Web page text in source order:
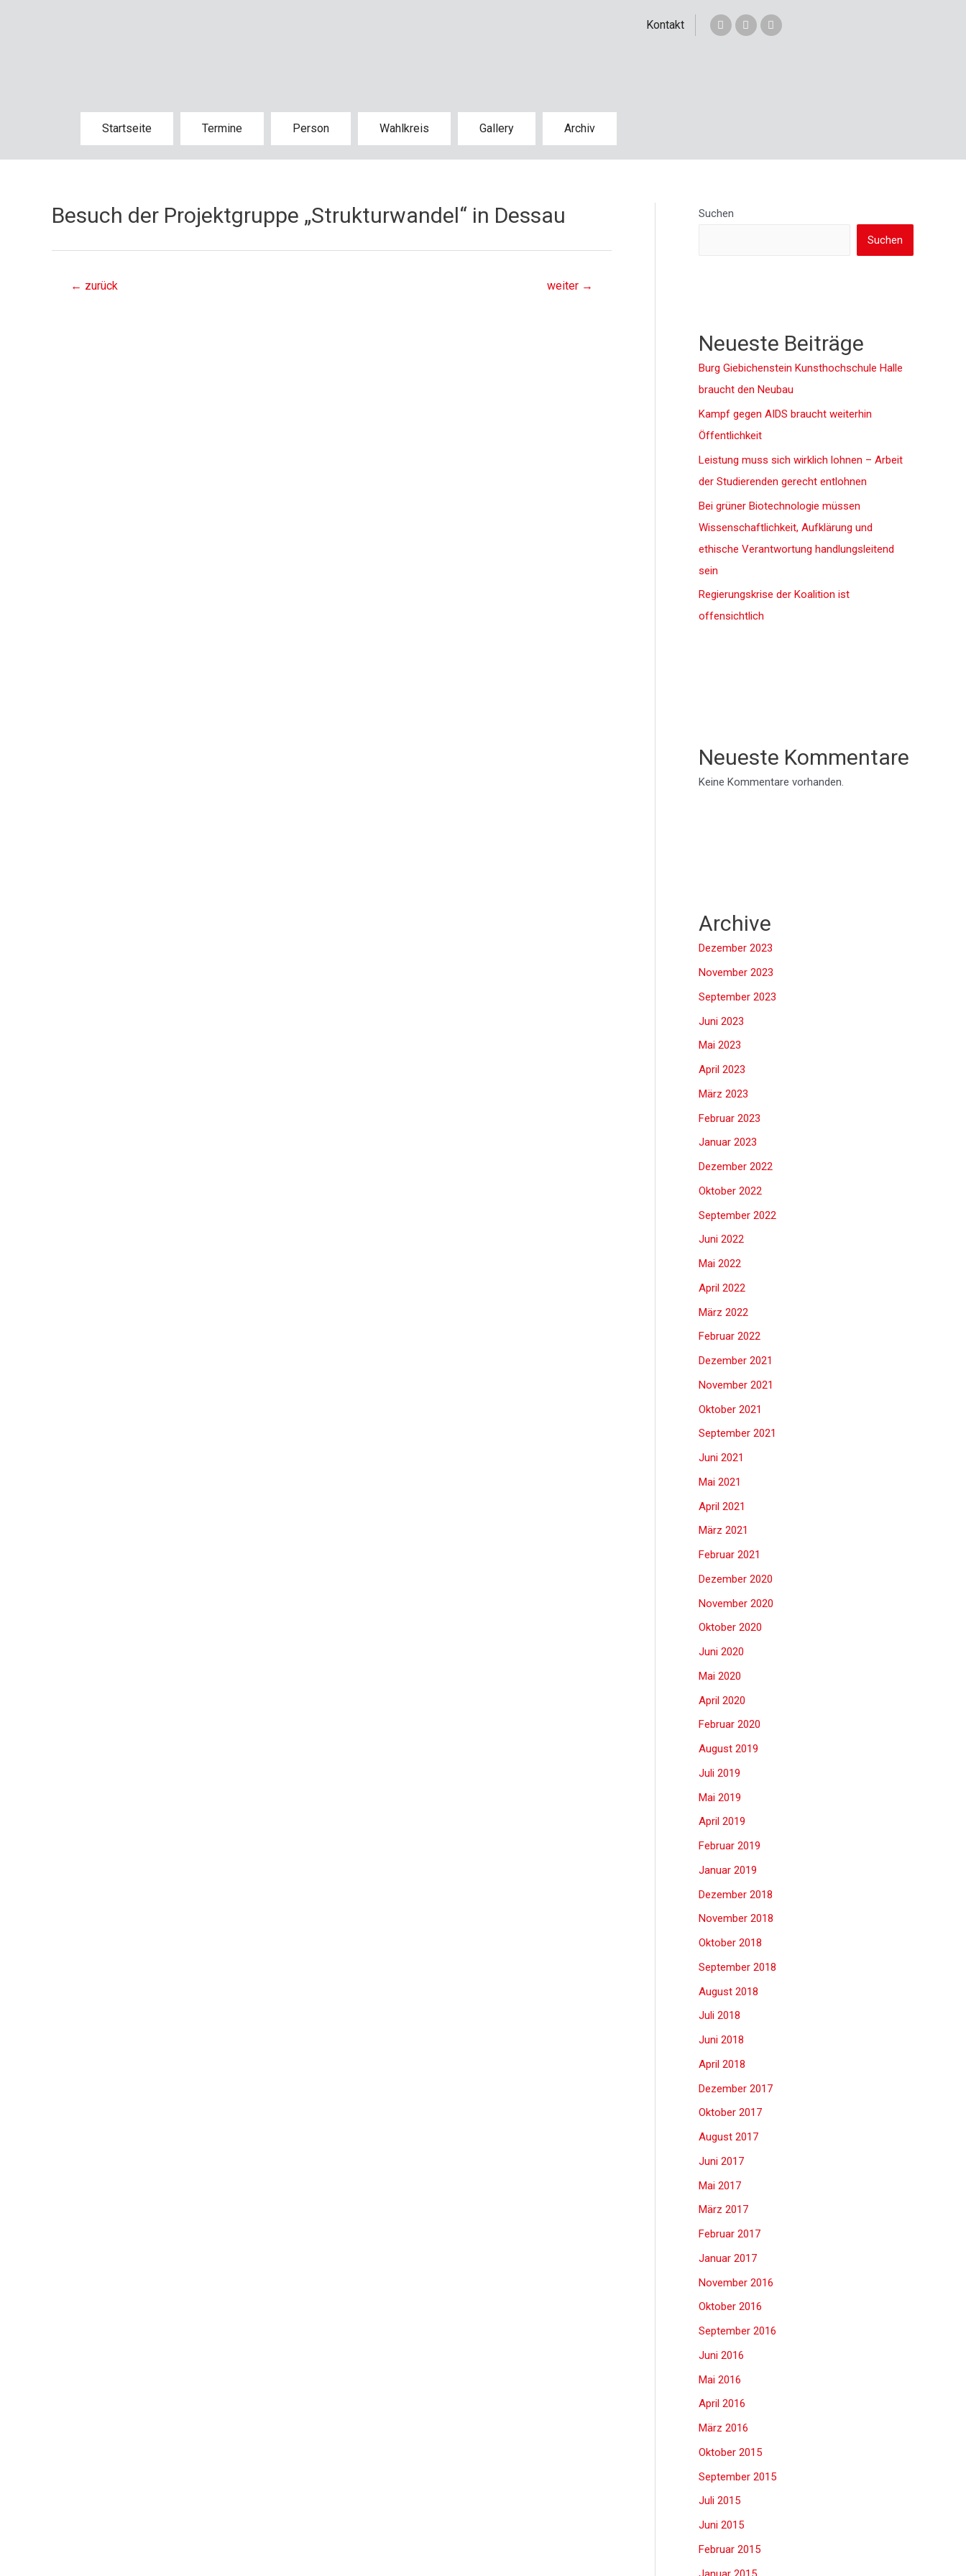
Kontakt
Startseite Termine Person Wahlkreis Gallery Archiv
Besuch der Projektgruppe „Strukturwandel“ in Dessau
← zurück weiter →
Suchen
Suchen
Neueste Beiträge
Burg Giebichenstein Kunsthochschule Halle
braucht den Neubau
Kampf gegen AIDS braucht weiterhin
Öffentlichkeit
Leistung muss sich wirklich lohnen – Arbeit
der Studierenden gerecht entlohnen
Bei grüner Biotechnologie müssen
Wissenschaftlichkeit, Aufklärung und
ethische Verantwortung handlungsleitend
sein
Regierungskrise der Koalition ist
offensichtlich
Neueste Kommentare
Keine Kommentare vorhanden.
Archive
Dezember 2023
November 2023
September 2023
Juni 2023
Mai 2023
April 2023
März 2023
Februar 2023
Januar 2023
Dezember 2022
Oktober 2022
September 2022
Juni 2022
Mai 2022
April 2022
März 2022
Februar 2022
Dezember 2021
November 2021
Oktober 2021
September 2021
Juni 2021
Mai 2021
April 2021
März 2021
Februar 2021
Dezember 2020
November 2020
Oktober 2020
Juni 2020
Mai 2020
April 2020
Februar 2020
August 2019
Juli 2019
Mai 2019
April 2019
Februar 2019
Januar 2019
Dezember 2018
November 2018
Oktober 2018
September 2018
August 2018
Juli 2018
Juni 2018
April 2018
Dezember 2017
Oktober 2017
August 2017
Juni 2017
Mai 2017
März 2017
Februar 2017
Januar 2017
November 2016
Oktober 2016
September 2016
Juni 2016
Mai 2016
April 2016
März 2016
Oktober 2015
September 2015
Juli 2015
Juni 2015
Februar 2015